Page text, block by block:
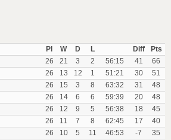
Pl W D L Diff
Pts
26 21 3 2 56:15 41
66
26 13 12 1 51:21 30
51
26 15 3 8 63:32 31
48
26 14 6 6 59:39 20
48
26 12 9 5 56:38 18
45
26 11 7 8 62:45 17
40
26 10 5 11 46:53 -7
35